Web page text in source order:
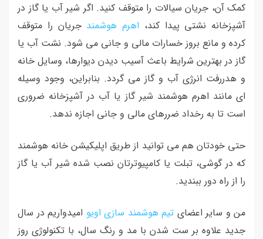
کمک آن، جریان سیالات را متوقف کنید. اگر شیر آب یا گاز در
آشپزخانه نشتی پیدا کند، اهرم هوشمند جریان را متوقف
کرده و مانع بروز خسارات مالی و جانی می شود. نشت آب یا
گاز در بهترین شرایط باعث آسیب دیدن دیوارها، وسایل خانه
و هدررفت انرژی آب و گاز می گردد. بنابراین، وجود وسیله
ای مانند اهرم هوشمند شیر گاز یا آب در آشپزخانه ضروری
است تا به رخداد ضررهای مالی و جانی اجازه ندهد.
حتی خودتان هم می توانید از طریق اپلیکیشن خانه هوشمند
که در گوشی، تبلت یا کامپیوترتان نصب شده شیر آب یا گاز
را از راه دور ببندید.
من و سایر اعضای تیم هوشمند سازی اویو امیدواریم در سال
جدید علاوه بر ست شدن با مد و رنگ سال، با تکنولوژی روز